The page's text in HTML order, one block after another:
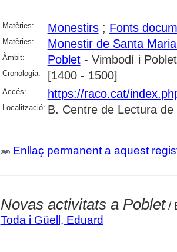
Matèries: Monestirs; Fonts
Matèries: Monestir de Santa
Àmbit: Poblet- Vimbodí i Poblet
Cronologia: [1400 - 1500]
Accés: https://raco.cat/
Localització: B. Centre de Lectura de
Enllaç permanent a aquest
Novas activitats a Poblet/
Toda i Güell, Eduard